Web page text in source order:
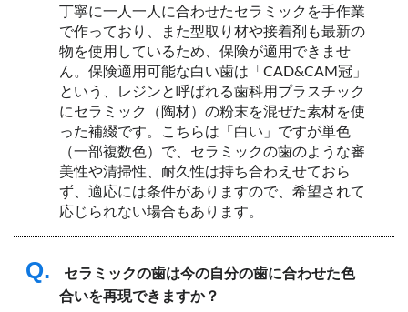
丁寧に一人一人に合わせたセラミックを手作業
で作っており、また型取り材や接着剤も最新の
物を使用しているため、保険が適用できませ
ん。保険適用可能な白い歯は「CAD&CAM冠」
という、レジンと呼ばれる歯科用プラスチック
にセラミック（陶材）の粉末を混ぜた素材を使
った補綴です。こちらは「白い」ですが単色
（一部複数色）で、セラミックの歯のような審
美性や清掃性、耐久性は持ち合わえせておら
ず、適応には条件がありますので、希望されて
応じられない場合もあります。
Q.
セラミックの歯は今の自分の歯に合わせた色
合いを再現できますか？